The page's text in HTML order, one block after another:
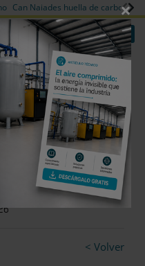
Can Naiades huella de carbono
Login empresas Registro
para
< Volver
×